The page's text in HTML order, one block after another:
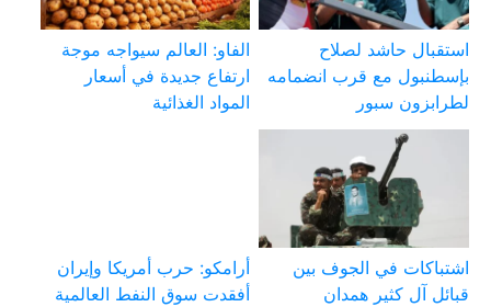
استقبال حاشد لصلاح
بإسطنبول مع قرب انضمامه
لطرابزون سبور
الفاو: العالم سيواجه موجة
ارتفاع جديدة في أسعار
المواد الغذائية
اشتباكات في الجوف بين
قبائل آل كثير همدان
أرامكو: حرب أمريكا وإيران
أفقدت سوق النفط العالمية